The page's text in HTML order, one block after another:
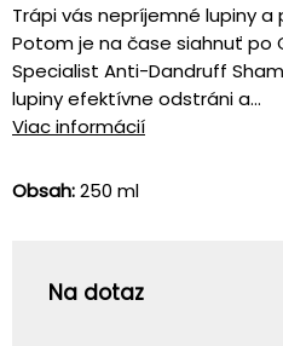
Trápi vás nepríjemné lupiny
Potom je na čase siahnuť po
Specialist Anti-Dandruff
lupiny efektívne odstráni a...
Viac informácií
Obsah:250 ml
Na dotaz